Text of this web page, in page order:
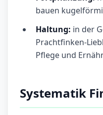
bauen
Haltung: in der
Prachtfinken-
Pflege und
Systematik